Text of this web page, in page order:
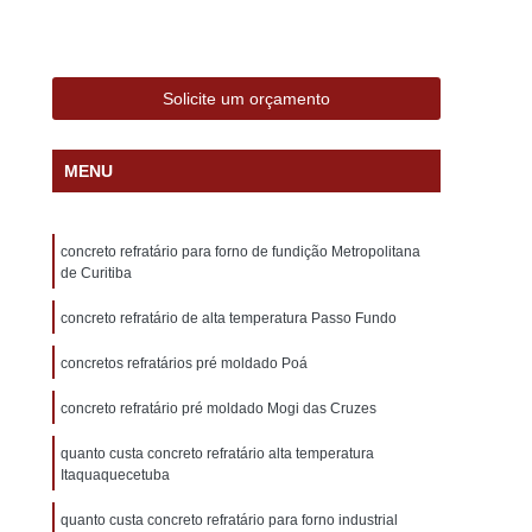
Forno Industrial de Fundição de Alumínio
Forno Fundir e Derreter Alumínio
Industrial para Fundir Peças em Alumínio
Fornos de Fundir Peças de Alumínio
a Oleo para Fundição de Aluminio
Forno a Oleo para Fundição de Ferro
a Oleo
Forno Fundição Aluminio Oleo
de Aluminio
Solicite um orçamento
MENU
concreto refratário para forno de fundição Metropolitana
de Curitiba
concreto refratário de alta temperatura Passo Fundo
concretos refratários pré moldado Poá
concreto refratário pré moldado Mogi das Cruzes
quanto custa concreto refratário alta temperatura
Itaquaquecetuba
quanto custa concreto refratário para forno industrial